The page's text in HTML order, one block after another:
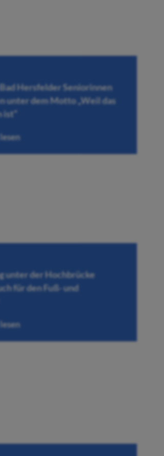
Bad Hersfelder Seniorinnen
unter dem Motto „Weil das
ist“
unter der Hochbrücke
für den Fuß- und